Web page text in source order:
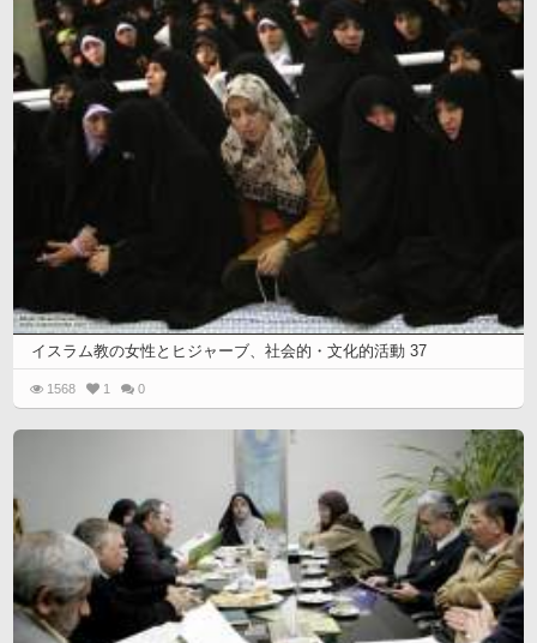
イスラム教の女性とヒジャーブ、社会的・文化的活動 37
1568 1 0